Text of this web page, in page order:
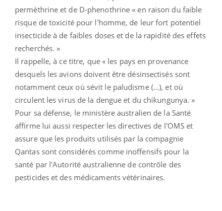
perméthrine et de D-phenothrine « en raison du faible
risque de toxicité pour l'homme, de leur fort potentiel
insecticide à de faibles doses et de la rapidité des effets
recherchés. »
Il rappelle, à ce titre, que « les pays en provenance
desquels les avions doivent être désinsectisés sont
notamment ceux où sévit le paludisme (...), et où
circulent les virus de la dengue et du chikungunya. »
Pour sa défense, le ministère australien de la Santé
affirme lui aussi respecter les directives de l'OMS et
assure que les produits utilisés par la compagnie
Qantas sont considérés comme inoffensifs pour la
santé par l'Autorité australienne de contrôle des
pesticides et des médicaments vétérinaires.